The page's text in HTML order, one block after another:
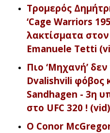
Tρομερός
‘Cage Warriors
λακτίσματα
Emanuele Tetti
Πιο ‘Μηχανή’
Dvalishvili φόβος
Sandhagen - 3η
στο UFC 320 ! (vid)
Ο Conor